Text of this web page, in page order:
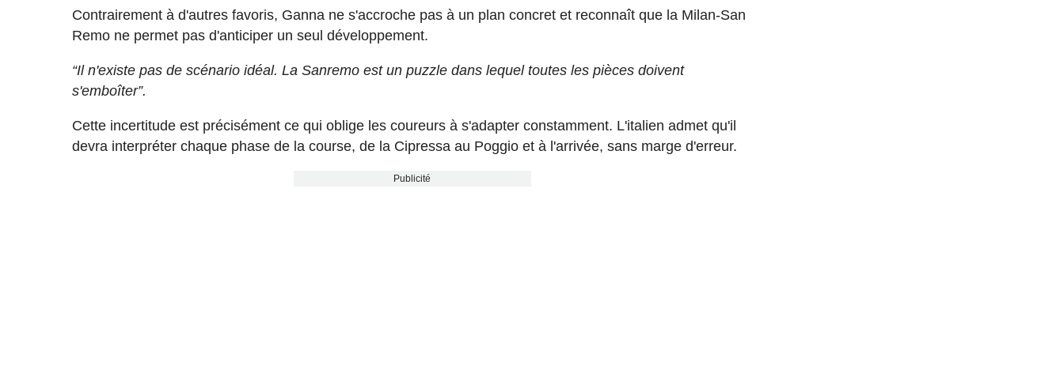
Contrairement à d'autres favoris, Ganna ne s'accroche pas à un plan concret et reconnaît que la Milan-San
Remo ne permet pas d'anticiper un seul développement.
“Il n'existe pas de scénario idéal. La Sanremo est un puzzle dans lequel toutes les pièces doivent
s'emboîter”.
Cette incertitude est précisément ce qui oblige les coureurs à s'adapter constamment. L'italien admet qu'il
devra interpréter chaque phase de la course, de la Cipressa au Poggio et à l'arrivée, sans marge d'erreur.
Publicité